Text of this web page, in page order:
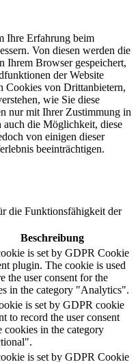
Ihre Erfahrung beim
Von diesen werden die
Ihrem Browser gespeichert,
der Website
Cookies von Drittanbietern,
wie Sie diese
nur mit Ihrer Zustimmung in
auch die Möglichkeit, diese
von einigen dieser
beeinträchtigen.
die Funktionsfähigkeit der
Beschreibung
is set by GDPR Cookie
plugin. The cookie is used
the user consent for the
in the category "Analytics".
is set by GDPR cookie
to record the user consent
cookies in the category
is set by GDPR Cookie